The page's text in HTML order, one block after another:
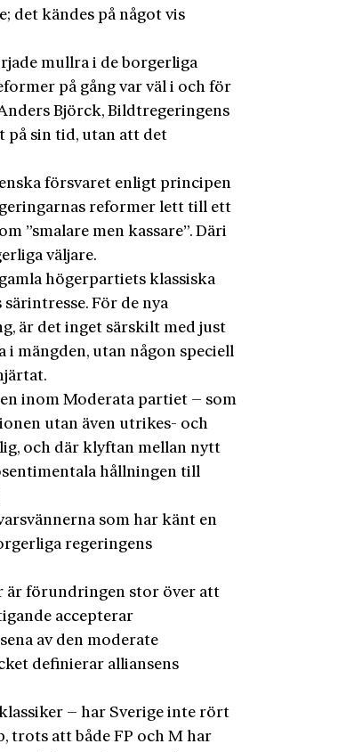
det kändes på något vis
mullra i de borgerliga
på gång var väl i och för
Björck, Bildtregeringens
på sin tid, utan att det
försvaret enligt principen
reformer lett till ett
”smalare men kassare”. Däri
väljare.
högerpartiets klassiska
För de nya
är det inget särskilt med just
mängden, utan någon speciell
inom Moderata partiet – som
utan även utrikes- och
och där klyftan mellan nytt
hållningen till
som har känt en
regeringens
är förundringen stor över att
accepterar
av den moderate
definierar alliansens
– har Sverige inte rört
trots att både FP och M har